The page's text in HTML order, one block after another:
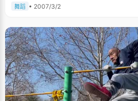
舞蹈 • 2007/3/2